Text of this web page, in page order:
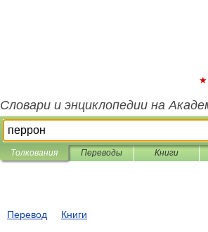
Словари и энциклопедии на
Толкования Переводы Книги
Перевод Книги